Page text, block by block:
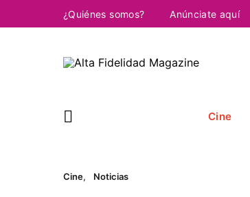
¿Quiénes somos? Anúnciate aquí
Cine
Cine Noticias